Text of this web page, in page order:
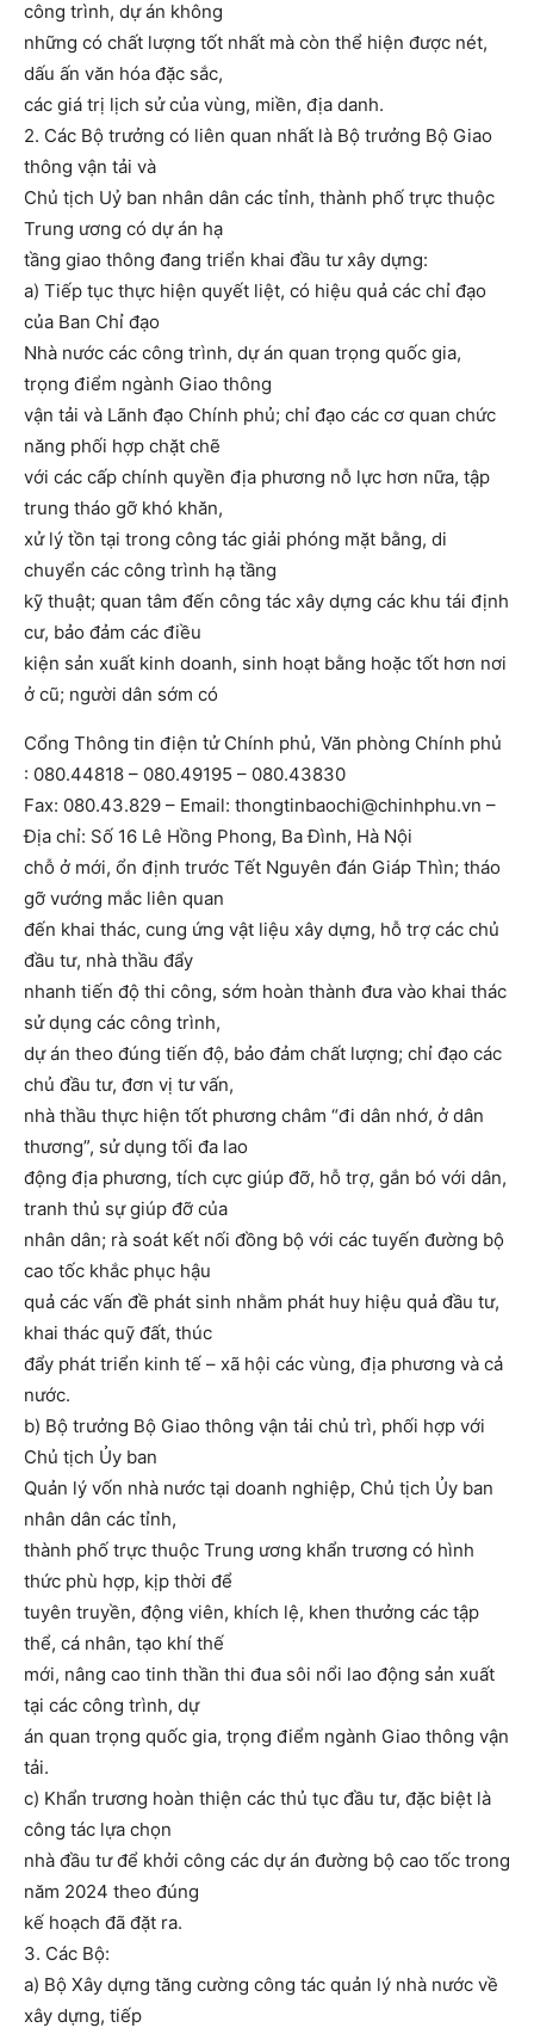
công trình, dự án không
những có chất lượng tốt nhất mà còn thể hiện được nét,
dấu ấn văn hóa đặc sắc,
các giá trị lịch sử của vùng, miền, địa danh.
2. Các Bộ trưởng có liên quan nhất là Bộ trưởng Bộ Giao
thông vận tải và
Chủ tịch Uỷ ban nhân dân các tỉnh, thành phố trực thuộc
Trung ương có dự án hạ
tầng giao thông đang triển khai đầu tư xây dựng:
a) Tiếp tục thực hiện quyết liệt, có hiệu quả các chỉ đạo
của Ban Chỉ đạo
Nhà nước các công trình, dự án quan trọng quốc gia,
trọng điểm ngành Giao thông
vận tải và Lãnh đạo Chính phủ; chỉ đạo các cơ quan chức
năng phối hợp chặt chẽ
với các cấp chính quyền địa phương nỗ lực hơn nữa, tập
trung tháo gỡ khó khăn,
xử lý tồn tại trong công tác giải phóng mặt bằng, di
chuyển các công trình hạ tầng
kỹ thuật; quan tâm đến công tác xây dựng các khu tái định
cư, bảo đảm các điều
kiện sản xuất kinh doanh, sinh hoạt bằng hoặc tốt hơn nơi
ở cũ; người dân sớm có
Cổng Thông tin điện tử Chính phủ, Văn phòng Chính phủ
: 080.44818 – 080.49195 – 080.43830
Fax: 080.43.829 – Email: thongtinbaochi@chinhphu.vn –
Địa chỉ: Số 16 Lê Hồng Phong, Ba Đình, Hà Nội
chỗ ở mới, ổn định trước Tết Nguyên đán Giáp Thìn; tháo
gỡ vướng mắc liên quan
đến khai thác, cung ứng vật liệu xây dựng, hỗ trợ các chủ
đầu tư, nhà thầu đẩy
nhanh tiến độ thi công, sớm hoàn thành đưa vào khai thác
sử dụng các công trình,
dự án theo đúng tiến độ, bảo đảm chất lượng; chỉ đạo các
chủ đầu tư, đơn vị tư vấn,
nhà thầu thực hiện tốt phương châm “đi dân nhớ, ở dân
thương”, sử dụng tối đa lao
động địa phương, tích cực giúp đỡ, hỗ trợ, gắn bó với dân,
tranh thủ sự giúp đỡ của
nhân dân; rà soát kết nối đồng bộ với các tuyến đường bộ
cao tốc khắc phục hậu
quả các vấn đề phát sinh nhằm phát huy hiệu quả đầu tư,
khai thác quỹ đất, thúc
đẩy phát triển kinh tế – xã hội các vùng, địa phương và cả
nước.
b) Bộ trưởng Bộ Giao thông vận tải chủ trì, phối hợp với
Chủ tịch Ủy ban
Quản lý vốn nhà nước tại doanh nghiệp, Chủ tịch Ủy ban
nhân dân các tỉnh,
thành phố trực thuộc Trung ương khẩn trương có hình
thức phù hợp, kịp thời để
tuyên truyền, động viên, khích lệ, khen thưởng các tập
thể, cá nhân, tạo khí thế
mới, nâng cao tinh thần thi đua sôi nổi lao động sản xuất
tại các công trình, dự
án quan trọng quốc gia, trọng điểm ngành Giao thông vận
tải.
c) Khẩn trương hoàn thiện các thủ tục đầu tư, đặc biệt là
công tác lựa chọn
nhà đầu tư để khởi công các dự án đường bộ cao tốc trong
năm 2024 theo đúng
kế hoạch đã đặt ra.
3. Các Bộ:
a) Bộ Xây dựng tăng cường công tác quản lý nhà nước về
xây dựng, tiếp